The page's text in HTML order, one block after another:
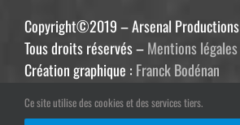
Copyright©2019 – Arsenal Productions
Tous droits réservés –Mentions légales
Création graphique : Franck Bodénan
Ce site utilise des cookies et des services tiers.